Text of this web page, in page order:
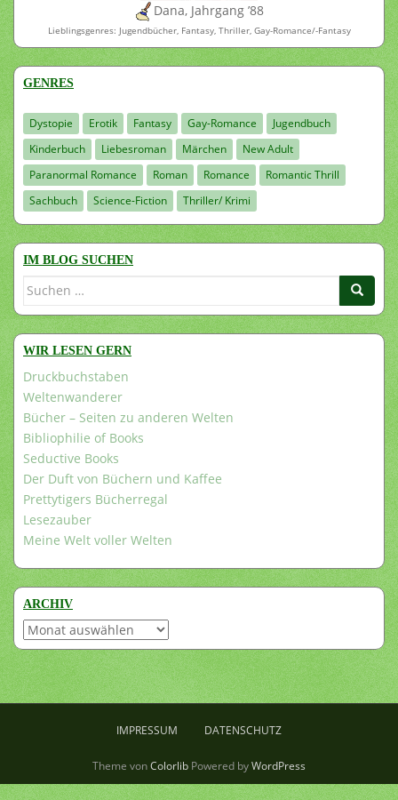
Dana, Jahrgang ’88
Lieblingsgenres: Jugendbücher, Fantasy, Thriller, Gay-Romance/-Fantasy
GENRES
Dystopie Erotik Fantasy Gay-Romance
Jugendbuch
Kinderbuch
Liebesroman Märchen
New Adult
Paranormal Romance
Roman Romance
Romantic Thrill
Sachbuch
Science-Fiction Thriller/ Krimi
IM BLOG SUCHEN
Suchen
WIR LESEN GERN
Druckbuchstaben
Weltenwanderer
Bücher – Seiten zu anderen Welten
Bibliophilie of Books
Seductive Books
Der Duft von Büchern und Kaffee
Prettytigers Bücherregal
Lesezauber
Meine Welt voller Welten
ARCHIV
Archiv
IMPRESSUM DATENSCHUTZ
Theme vonColorlib Powered byWordPress